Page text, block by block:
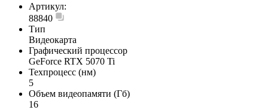
Артикул:
88840
Тип
Видеокарта
Графический процессор
GeForce RTX 5070 Ti
Техпроцесс (нм)
5
Объем видеопамяти (Гб)
16